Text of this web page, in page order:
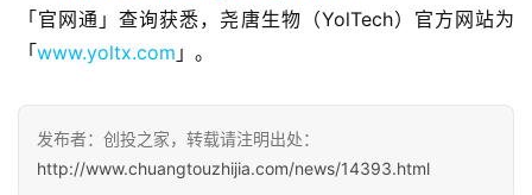
观
察
初
创
企
「官网通」查询获悉，尧唐生物（YolTech）官方网站为
「www.yoltx.com 」。
发布者：创投之家，转载请注明出处：
http://www.chuangtouzhijia.com/news/14393.html